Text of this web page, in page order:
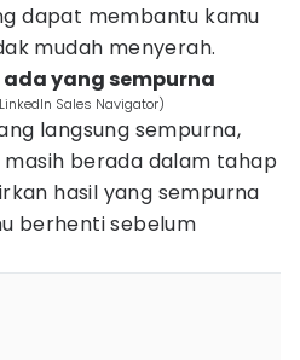
dapat membantu kamu
mudah menyerah.
yang sempurna
Sales Navigator)
langsung sempurna,
berada dalam tahap
hasil yang sempurna
berhenti sebelum